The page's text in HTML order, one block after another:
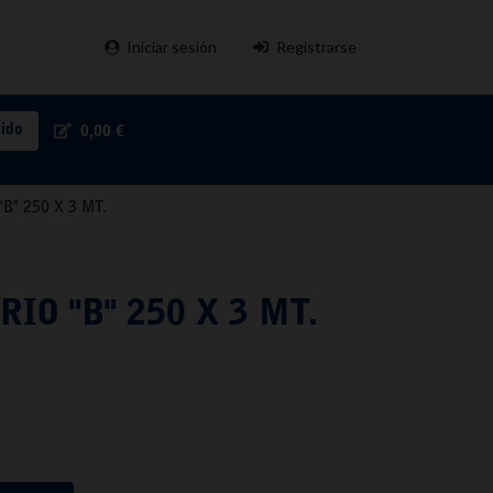
Iniciar sesión Registrarse
0,00 €
250 X 3 MT.
"B" 250 X 3 MT.